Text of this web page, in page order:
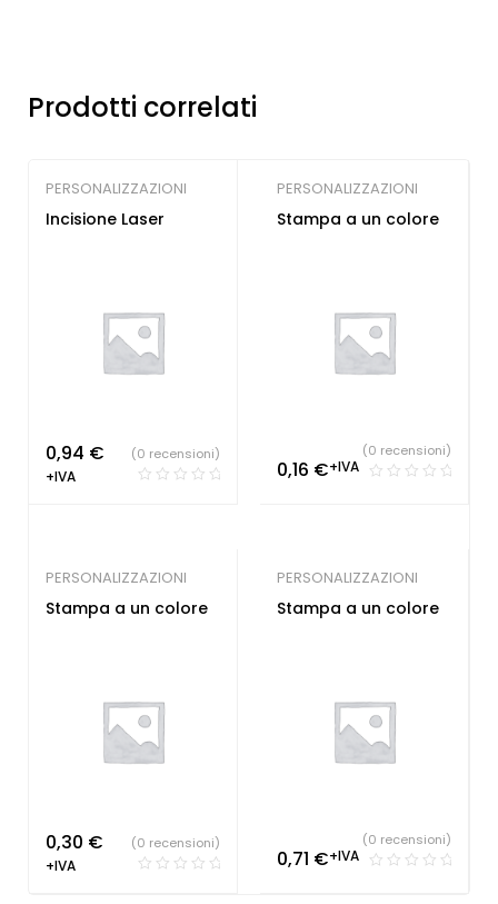
Prodotti correlati
PERSONALIZZAZIONI
Incisione Laser
0,94 €
+IVA
(0 recensioni)
PERSONALIZZAZIONI
Stampa a un colore
0,16 €+IVA
(0 recensioni)
PERSONALIZZAZIONI
Stampa a un colore
0,30 €
+IVA
(0 recensioni)
PERSONALIZZAZIONI
Stampa a un colore
0,71 €+IVA
(0 recensioni)